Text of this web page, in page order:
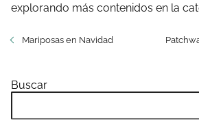
explorando más contenidos en la
Mariposas en Navidad
Buscar